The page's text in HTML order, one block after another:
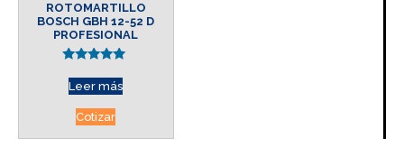
ROTOMARTILLO
BOSCH GBH 12-52 D
PROFESIONAL
5.00
de 5
Leer más
Cotizar